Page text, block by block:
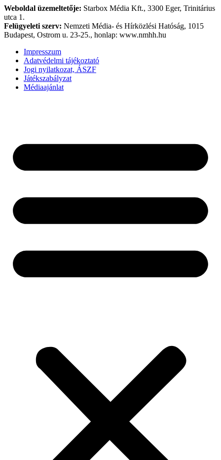
Weboldal üzemeltetője: Starbox Média Kft., 3300 Eger, Trinitárius
utca 1.
Felügyeleti szerv: Nemzeti Média- és Hírközlési Hatóság, 1015
Budapest, Ostrom u. 23-25., honlap: www.nmhh.hu
Impresszum
Adatvédelmi tájékoztató
Jogi nyilatkozat, ÁSZF
Játékszabályzat
Médiaajánlat